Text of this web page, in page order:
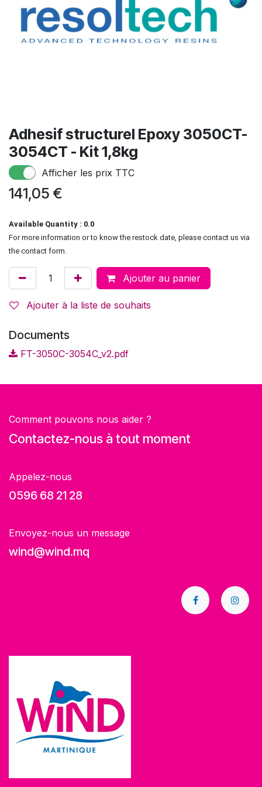
Adhesif structurel Epoxy 3050CT-
3054CT - Kit 1,8kg
Afficher les prix TTC
141,05 €
Available Quantity : 0.0
For more information or to know the restock date, please contact us via
the contact form.
Ajouter au panier
Ajouter à la liste de souhaits
Documents
FT-3050C-3054C_v2.pdf
Comment pouvons nous aider ?
Contactez-nous à tout moment
Appelez-nous
0596 68 21 28
Envoyez-nous un message
wind@wind.mq